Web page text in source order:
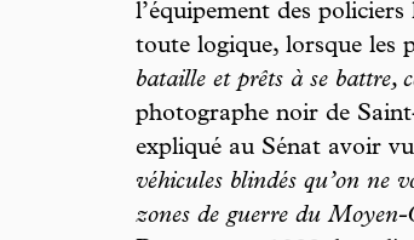
l’équipement des
toute logique, lorsque les
bataille et prêts à se battre,
photographe noir de
expliqué au Sénat avoir
véhicules blindés qu’on ne
zones de guerre du